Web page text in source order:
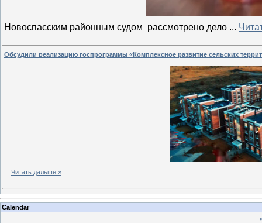
Новоспасским районным судом рассмотрено дело ...
Обсудили реализацию госпрограммы «Комплексное развитие сельских
Читать дальше »
Calendar